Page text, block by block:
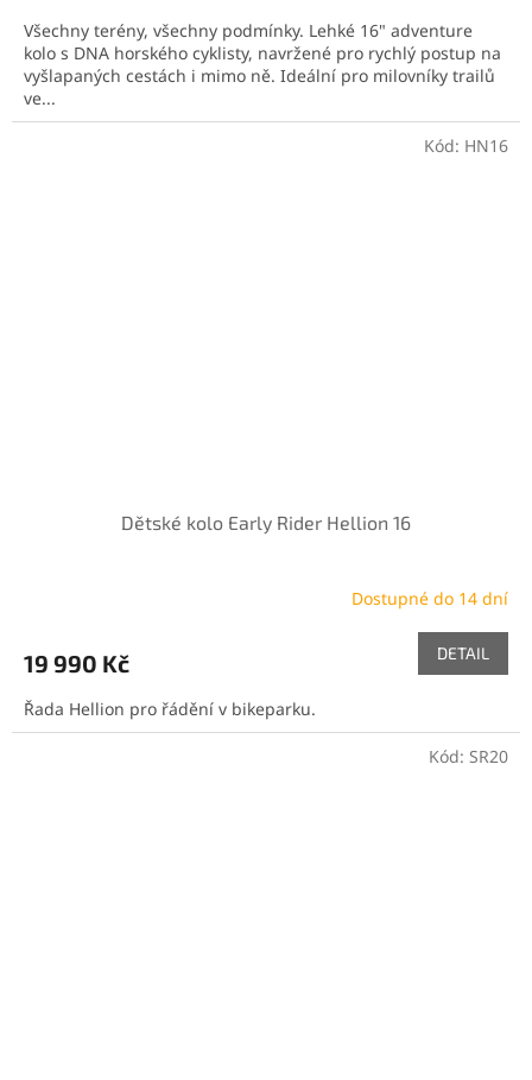
Všechny terény, všechny podmínky. Lehké 16" adventure
kolo s DNA horského cyklisty, navržené pro rychlý postup na
vyšlapaných cestách i mimo ně. Ideální pro milovníky trailů
ve...
Dětské kolo Early Rider Hellion 16
Dostupné do 14 dní
19 990 Kč DETAIL
Řada Hellion pro řádění v bikeparku.
Kód: HN16
Kód: SR20